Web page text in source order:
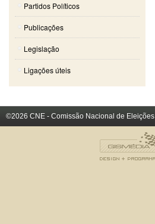
Partidos Políticos
Publicações
Legislação
Ligações úteis
©2026 CNE - Comissão Nacional de Eleições